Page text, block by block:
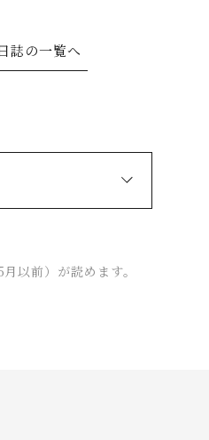
誌の一覧へ
以前）が読めます。